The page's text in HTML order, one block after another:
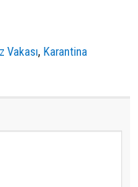
Vakası,Karantina